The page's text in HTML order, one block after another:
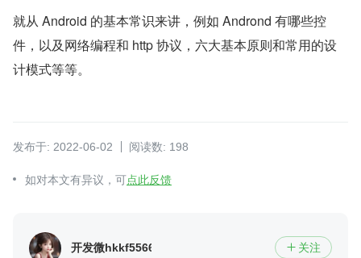
就从 Android 的基本常识来讲，例如 Andrond 有哪些控
件，以及网络编程和 http 协议，六大基本原则和常用的设
计模式等等。
发布于: 2022-06-02 阅读数: 198
如对本文有异议，可点此反馈
开发微hkkf5566  关注